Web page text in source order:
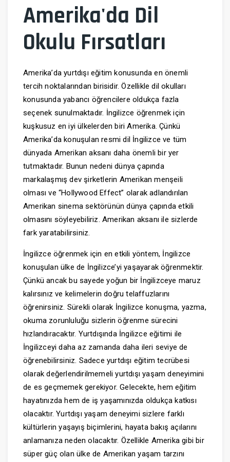
Amerika'da Dil
Okulu Fırsatları
Amerika’da yurtdışı eğitim konusunda en önemli
tercih noktalarından birisidir. Özellikle dil okulları
konusunda yabancı öğrencilere oldukça fazla
seçenek sunulmaktadır. İngilizce öğrenmek için
kuşkusuz en iyi ülkelerden biri Amerika. Çünkü
Amerika’da konuşulan resmi dil İngilizce ve tüm
dünyada Amerikan aksanı daha önemli bir yer
tutmaktadır. Bunun nedeni dünya çapında
markalaşmış dev şirketlerin Amerikan menşeili
olması ve “Hollywood Effect” olarak adlandırılan
Amerikan sinema sektörünün dünya çapında etkili
olmasını söyleyebiliriz. Amerikan aksanı ile sizlerde
fark yaratabilirsiniz.
İngilizce öğrenmek için en etkili yöntem, İngilizce
konuşulan ülke de İngilizce’yi yaşayarak öğrenmektir.
Çünkü ancak bu sayede yoğun bir İngilizceye maruz
kalırsınız ve kelimelerin doğru telaffuzlarını
öğrenirsiniz. Sürekli olarak İngilizce konuşma, yazma,
okuma zorunluluğu sizlerin öğrenme sürecini
hızlandıracaktır. Yurtdışında İngilizce eğitimi ile
İngilizceyi daha az zamanda daha ileri seviye de
öğrenebilirsiniz. Sadece yurtdışı eğitim tecrübesi
olarak değerlendirilmemeli yurtdışı yaşam deneyimini
de es geçmemek gerekiyor. Gelecekte, hem eğitim
hayatınızda hem de iş yaşamınızda oldukça katkısı
olacaktır. Yurtdışı yaşam deneyimi sizlere farklı
kültürlerin yaşayış biçimlerini, hayata bakış açılarını
anlamanıza neden olacaktır. Özellikle Amerika gibi bir
süper güç olan ülke de Amerikan yaşam tarzını